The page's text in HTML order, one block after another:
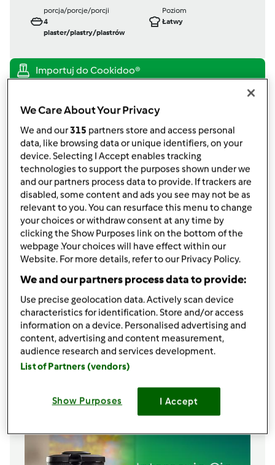
porcja/porcje/porcji
4
plaster/plastry/plastrów
Poziom
Łatwy
TM 31
opublikowany: 17/11/10
zmieniono dnia: 29/11/11
Dodaj do moich kolekcji
podziel się przepisem
Stwórz wariant
Składniki
500gjogurtu naturalnego
350gwody,zimnej, niegazowanej
0,5łyżeczkikardamonu, mielonego
40gcukru,lub miodu
Lista zakupów
We Care About Your Privacy
We and our315 partners store and access personal
data, like browsing data or unique identifiers, on your
device. Selecting I Accept enables tracking
technologies to support the purposes shown under we
and our partners process data to provide. If trackers are
disabled, some content and ads you see may not be as
relevant to you. You can resurface this menu to change
your choices or withdraw consent at any time by
clicking the Show Purposes link on the bottom of the
webpage .Your choices will have effect within our
Website. For more details, refer to our Privacy Policy.
We and our partners process data to provide:
Use precise geolocation data. Actively scan device
characteristics for identification. Store and/or access
information on a device. Personalised advertising and
content, advertising and content measurement,
audience research and services development.
List of Partners (vendors)
Show Purposes I Accept